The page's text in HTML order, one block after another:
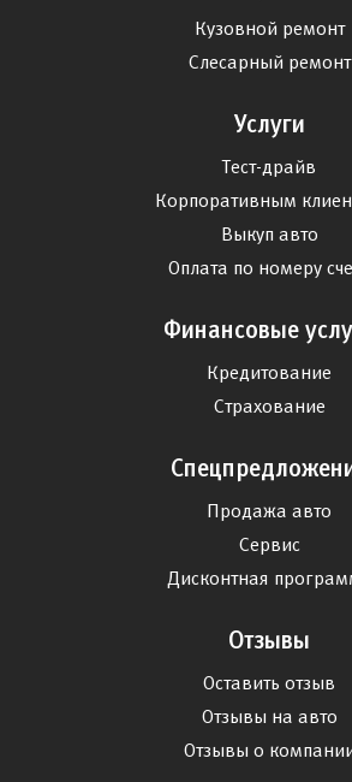
Кузовной ремонт
Слесарный ремонт
Услуги
Тест-драйв
Корпоративным
Выкуп авто
Оплата по номеру
Финансовые
Кредитование
Страхование
Продажа авто
Сервис
Дисконтная
Отзывы
Оставить отзыв
Отзывы на авто
Отзывы о